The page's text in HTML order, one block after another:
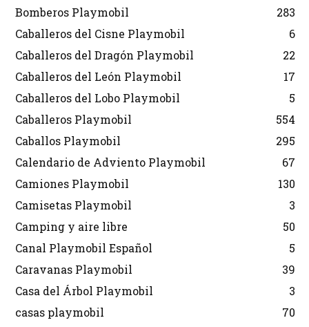
Bomberos Playmobil
283
Caballeros del Cisne Playmobil
6
Caballeros del Dragón Playmobil
22
Caballeros del León Playmobil
17
Caballeros del Lobo Playmobil
5
Caballeros Playmobil
554
Caballos Playmobil
295
Calendario de Adviento Playmobil
67
Camiones Playmobil
130
Camisetas Playmobil
3
Camping y aire libre
50
Canal Playmobil Español
5
Caravanas Playmobil
39
Casa del Árbol Playmobil
3
casas playmobil
70